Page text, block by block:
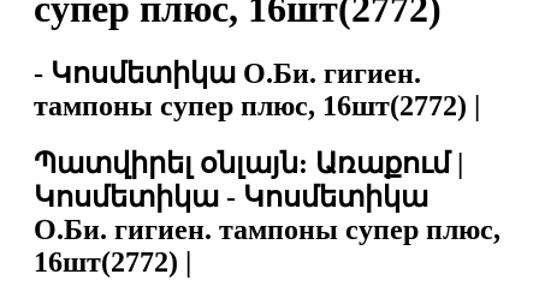
- Կոսմետիկա О.Би. гигиен.
тампоны супер плюс, 16шт(2772) |
Պատվիրել օնլայն: Առաքում |
Կոսմետիկա - Կոսմետիկա
О.Би. гигиен. тампоны супер плюс,
16шт(2772) |